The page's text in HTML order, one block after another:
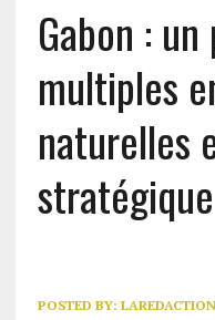
Gabon :
multiples
naturelles
stratégique
POSTED BY: LAREDACTION